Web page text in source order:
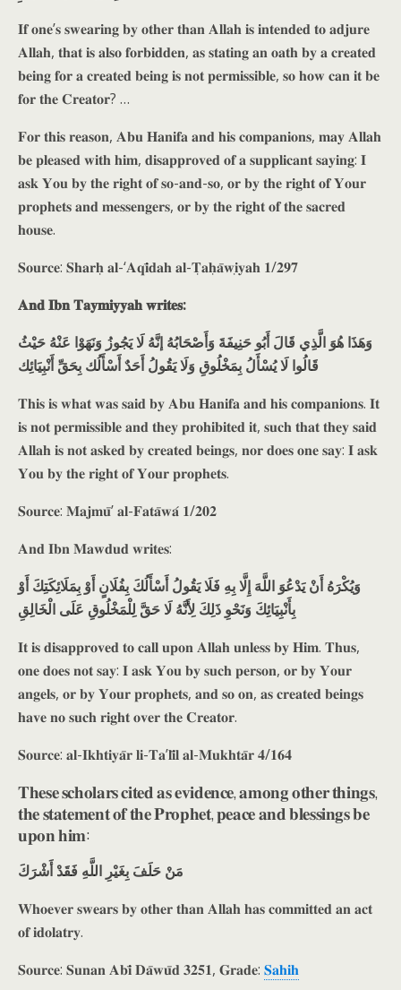
𝐈𝐟 𝐨𝐧𝐞’𝐬 𝐬𝐰𝐞𝐚𝐫𝐢𝐧𝐠 𝐛𝐲 𝐨𝐭𝐡𝐞𝐫 𝐭𝐡𝐚𝐧 𝐀𝐥𝐥𝐚𝐡 𝐢𝐬 𝐢𝐧𝐭𝐞𝐧𝐝𝐞𝐝 𝐭𝐨 𝐚𝐝𝐣𝐮𝐫𝐞
𝐀𝐥𝐥𝐚𝐡, 𝐭𝐡𝐚𝐭 𝐢𝐬 𝐚𝐥𝐬𝐨 𝐟𝐨𝐫𝐛𝐢𝐝𝐝𝐞𝐧, 𝐚𝐬 𝐬𝐭𝐚𝐭𝐢𝐧𝐠 𝐚𝐧 𝐨𝐚𝐭𝐡 𝐛𝐲 𝐚 𝐜𝐫𝐞𝐚𝐭𝐞𝐝
𝐛𝐞𝐢𝐧𝐠 𝐟𝐨𝐫 𝐚 𝐜𝐫𝐞𝐚𝐭𝐞𝐝 𝐛𝐞𝐢𝐧𝐠 𝐢𝐬 𝐧𝐨𝐭 𝐩𝐞𝐫𝐦𝐢𝐬𝐬𝐢𝐛𝐥𝐞, 𝐬𝐨 𝐡𝐨𝐰 𝐜𝐚𝐧 𝐢𝐭 𝐛𝐞
𝐟𝐨𝐫 𝐭𝐡𝐞 𝐂𝐫𝐞𝐚𝐭𝐨𝐫? …
𝐅𝐨𝐫 𝐭𝐡𝐢𝐬 𝐫𝐞𝐚𝐬𝐨𝐧, 𝐀𝐛𝐮 𝐇𝐚𝐧𝐢𝐟𝐚 𝐚𝐧𝐝 𝐡𝐢𝐬 𝐜𝐨𝐦𝐩𝐚𝐧𝐢𝐨𝐧𝐬, 𝐦𝐚𝐲 𝐀𝐥𝐥𝐚𝐡
𝐛𝐞 𝐩𝐥𝐞𝐚𝐬𝐞𝐝 𝐰𝐢𝐭𝐡 𝐡𝐢𝐦, 𝐝𝐢𝐬𝐚𝐩𝐩𝐫𝐨𝐯𝐞𝐝 𝐨𝐟 𝐚 𝐬𝐮𝐩𝐩𝐥𝐢𝐜𝐚𝐧𝐭 𝐬𝐚𝐲𝐢𝐧𝐠: 𝐈
𝐚𝐬𝐤 𝐘𝐨𝐮 𝐛𝐲 𝐭𝐡𝐞 𝐫𝐢𝐠𝐡𝐭 𝐨𝐟 𝐬𝐨-𝐚𝐧𝐝-𝐬𝐨, 𝐨𝐫 𝐛𝐲 𝐭𝐡𝐞 𝐫𝐢𝐠𝐡𝐭 𝐨𝐟 𝐘𝐨𝐮𝐫
𝐩𝐫𝐨𝐩𝐡𝐞𝐭𝐬 𝐚𝐧𝐝 𝐦𝐞𝐬𝐬𝐞𝐧𝐠𝐞𝐫𝐬, 𝐨𝐫 𝐛𝐲 𝐭𝐡𝐞 𝐫𝐢𝐠𝐡𝐭 𝐨𝐟 𝐭𝐡𝐞 𝐬𝐚𝐜𝐫𝐞𝐝
𝐡𝐨𝐮𝐬𝐞.
𝐒𝐨𝐮𝐫𝐜𝐞: 𝐒𝐡𝐚𝐫𝐡̣ 𝐚𝐥-‘𝐀𝐪𝐢̄𝐝𝐚𝐡 𝐚𝐥-𝐓̣𝐚𝐡̣𝐚̄𝐰𝐢̣𝐲𝐚𝐡 𝟏/𝟐𝟗𝟕
𝐀𝐧𝐝 𝐈𝐛𝐧 𝐓𝐚𝐲𝐦𝐢𝐲𝐲𝐚𝐡 𝐰𝐫𝐢𝐭𝐞𝐬:
وَهَذَا هُوَ الَّذِي قَالَ أَبُو حَنِيفَةَ وَأَصْحَابُهُ إنَّهُ لَا يَجُوزُ وَنَهَوْا عَنْهُ حَيْثُ
قَالُوا لَا يُسْأَلُ بِمَخْلُوقِ وَلَا يَقُولُ أَحَدٌ أَسْأَلُك بِحَقِّ أَنْبِيَائِك
𝐓𝐡𝐢𝐬 𝐢𝐬 𝐰𝐡𝐚𝐭 𝐰𝐚𝐬 𝐬𝐚𝐢𝐝 𝐛𝐲 𝐀𝐛𝐮 𝐇𝐚𝐧𝐢𝐟𝐚 𝐚𝐧𝐝 𝐡𝐢𝐬 𝐜𝐨𝐦𝐩𝐚𝐧𝐢𝐨𝐧𝐬. 𝐈𝐭
𝐢𝐬 𝐧𝐨𝐭 𝐩𝐞𝐫𝐦𝐢𝐬𝐬𝐢𝐛𝐥𝐞 𝐚𝐧𝐝 𝐭𝐡𝐞𝐲 𝐩𝐫𝐨𝐡𝐢𝐛𝐢𝐭𝐞𝐝 𝐢𝐭, 𝐬𝐮𝐜𝐡 𝐭𝐡𝐚𝐭 𝐭𝐡𝐞𝐲 𝐬𝐚𝐢𝐝
𝐀𝐥𝐥𝐚𝐡 𝐢𝐬 𝐧𝐨𝐭 𝐚𝐬𝐤𝐞𝐝 𝐛𝐲 𝐜𝐫𝐞𝐚𝐭𝐞𝐝 𝐛𝐞𝐢𝐧𝐠𝐬, 𝐧𝐨𝐫 𝐝𝐨𝐞𝐬 𝐨𝐧𝐞 𝐬𝐚𝐲: 𝐈 𝐚𝐬𝐤
𝐘𝐨𝐮 𝐛𝐲 𝐭𝐡𝐞 𝐫𝐢𝐠𝐡𝐭 𝐨𝐟 𝐘𝐨𝐮𝐫 𝐩𝐫𝐨𝐩𝐡𝐞𝐭𝐬.
𝐒𝐨𝐮𝐫𝐜𝐞: 𝐌𝐚𝐣𝐦𝐮̄’ 𝐚𝐥-𝐅𝐚𝐭𝐚̄𝐰𝐚́ 𝟏/𝟐𝟎𝟐
𝐀𝐧𝐝 𝐈𝐛𝐧 𝐌𝐚𝐰𝐝𝐮𝐝 𝐰𝐫𝐢𝐭𝐞𝐬:
وَيُكْرَهُ أَنْ يَدْعُوَ اللَّهَ إِلَّا بِهِ فَلَا يَقُولُ أَسْأَلُكَ بِفُلَانٍ أَوْ بِمَلَائِكَتِكَ أَوْ
بِأَنْبِيَائِكَ وَنَحْوِ ذَلِكَ لِأَنَّهُ لَا حَقَّ لِلْمَخْلُوقِ عَلَى الْخَالِقِ
𝐈𝐭 𝐢𝐬 𝐝𝐢𝐬𝐚𝐩𝐩𝐫𝐨𝐯𝐞𝐝 𝐭𝐨 𝐜𝐚𝐥𝐥 𝐮𝐩𝐨𝐧 𝐀𝐥𝐥𝐚𝐡 𝐮𝐧𝐥𝐞𝐬𝐬 𝐛𝐲 𝐇𝐢𝐦. 𝐓𝐡𝐮𝐬,
𝐨𝐧𝐞 𝐝𝐨𝐞𝐬 𝐧𝐨𝐭 𝐬𝐚𝐲: 𝐈 𝐚𝐬𝐤 𝐘𝐨𝐮 𝐛𝐲 𝐬𝐮𝐜𝐡 𝐩𝐞𝐫𝐬𝐨𝐧, 𝐨𝐫 𝐛𝐲 𝐘𝐨𝐮𝐫
𝐚𝐧𝐠𝐞𝐥𝐬, 𝐨𝐫 𝐛𝐲 𝐘𝐨𝐮𝐫 𝐩𝐫𝐨𝐩𝐡𝐞𝐭𝐬, 𝐚𝐧𝐝 𝐬𝐨 𝐨𝐧, 𝐚𝐬 𝐜𝐫𝐞𝐚𝐭𝐞𝐝 𝐛𝐞𝐢𝐧𝐠𝐬
𝐡𝐚𝐯𝐞 𝐧𝐨 𝐬𝐮𝐜𝐡 𝐫𝐢𝐠𝐡𝐭 𝐨𝐯𝐞𝐫 𝐭𝐡𝐞 𝐂𝐫𝐞𝐚𝐭𝐨𝐫.
𝐒𝐨𝐮𝐫𝐜𝐞: 𝐚𝐥-𝐈𝐤𝐡𝐭𝐢𝐲𝐚̄𝐫 𝐥𝐢-𝐓𝐚’𝐥𝐢̄𝐥 𝐚𝐥-𝐌𝐮𝐤𝐡𝐭𝐚̄𝐫 𝟒/𝟏𝟔𝟒
𝐓𝐡𝐞𝐬𝐞 𝐬𝐜𝐡𝐨𝐥𝐚𝐫𝐬 𝐜𝐢𝐭𝐞𝐝 𝐚𝐬 𝐞𝐯𝐢𝐝𝐞𝐧𝐜𝐞, 𝐚𝐦𝐨𝐧𝐠 𝐨𝐭𝐡𝐞𝐫 𝐭𝐡𝐢𝐧𝐠𝐬,
𝐭𝐡𝐞 𝐬𝐭𝐚𝐭𝐞𝐦𝐞𝐧𝐭 𝐨𝐟 𝐭𝐡𝐞 𝐏𝐫𝐨𝐩𝐡𝐞𝐭, 𝐩𝐞𝐚𝐜𝐞 𝐚𝐧𝐝 𝐛𝐥𝐞𝐬𝐬𝐢𝐧𝐠𝐬 𝐛𝐞
𝐮𝐩𝐨𝐧 𝐡𝐢𝐦:
مَنْ حَلَفَ بِغَيْرِ اللَّهِ فَقَدْ أَشْرَكَ
𝐖𝐡𝐨𝐞𝐯𝐞𝐫 𝐬𝐰𝐞𝐚𝐫𝐬 𝐛𝐲 𝐨𝐭𝐡𝐞𝐫 𝐭𝐡𝐚𝐧 𝐀𝐥𝐥𝐚𝐡 𝐡𝐚𝐬 𝐜𝐨𝐦𝐦𝐢𝐭𝐭𝐞𝐝 𝐚𝐧 𝐚𝐜𝐭
𝐨𝐟 𝐢𝐝𝐨𝐥𝐚𝐭𝐫𝐲.
𝐒𝐨𝐮𝐫𝐜𝐞: 𝐒𝐮𝐧𝐚𝐧 𝐀𝐛𝐢̄ 𝐃𝐚̄𝐰𝐮̄𝐝 𝟑𝟐𝟓𝟏, 𝐆𝐫𝐚𝐝𝐞: 𝐒𝐚𝐡𝐢𝐡